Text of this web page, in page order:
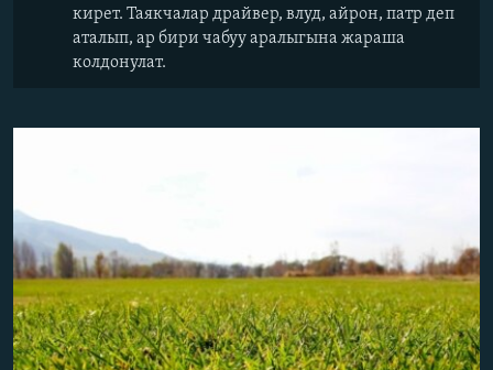
кирет. Таякчалар драйвер, влуд, айрон, патр деп
аталып, ар бири чабуу аралыгына жараша
колдонулат.